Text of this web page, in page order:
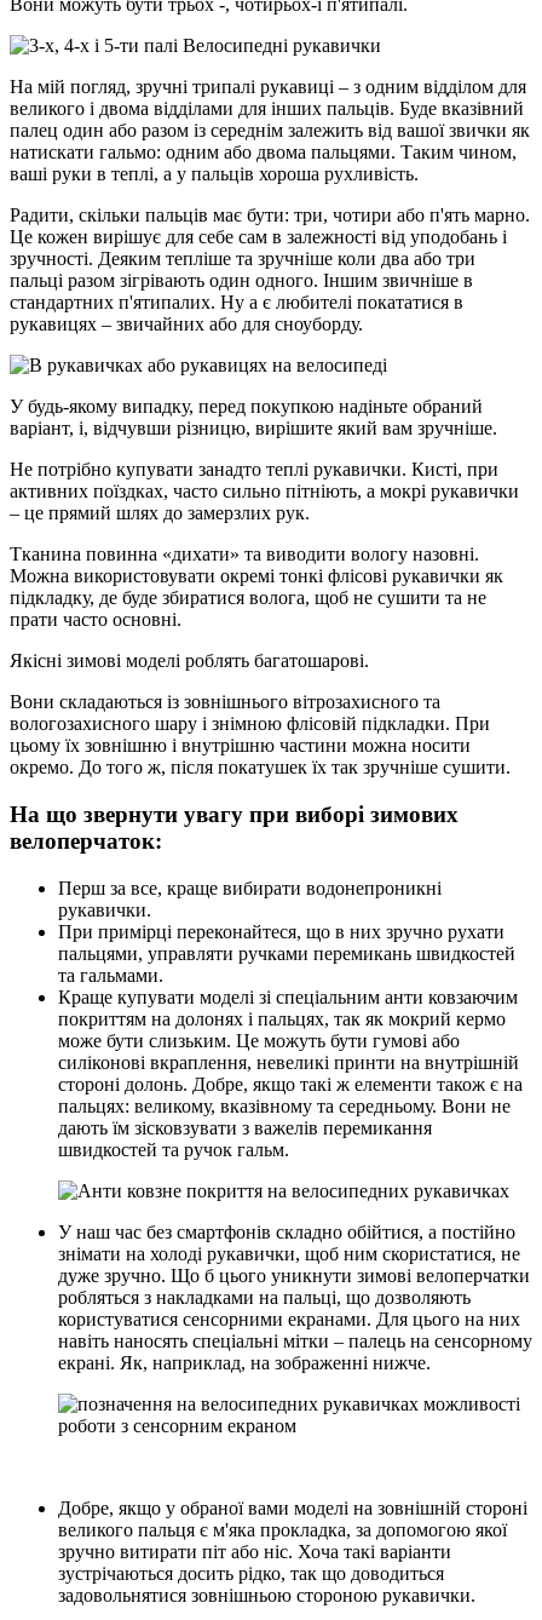
Вони можуть бути трьох -, чотирьох-і п'ятипалі.
На мій погляд, зручні трипалі рукавиці – з одним відділом для
великого і двома відділами для інших пальців. Буде вказівний
палец один або разом із середнім залежить від вашої звички як
натискати гальмо: одним або двома пальцями. Таким чином,
ваші руки в теплі, а у пальців хороша рухливість.
Радити, скільки пальців має бути: три, чотири або п'ять марно.
Це кожен вирішує для себе сам в залежності від уподобань і
зручності. Деяким тепліше та зручніше коли два або три
пальці разом зігрівають один одного. Іншим звичніше в
стандартних п'ятипалих. Ну а є любителі покататися в
рукавицях – звичайних або для сноуборду.
У будь-якому випадку, перед покупкою надіньте обраний
варіант, і, відчувши різницю, вирішите який вам зручніше.
Не потрібно купувати занадто теплі рукавички. Кисті, при
активних поїздках, часто сильно пітніють, а мокрі рукавички
– це прямий шлях до замерзлих рук.
Тканина повинна «дихати» та виводити вологу назовні.
Можна використовувати окремі тонкі флісові рукавички як
підкладку, де буде збиратися волога, щоб не сушити та не
прати часто основні.
Якісні зимові моделі роблять багатошарові.
Вони складаються із зовнішнього вітрозахисного та
вологозахисного шару і знімною флісовій підкладки. При
цьому їх зовнішню і внутрішню частини можна носити
окремо. До того ж, після покатушек їх так зручніше сушити.
На що звернути увагу при виборі зимових
велоперчаток:
Перш за все, краще вибирати водонепроникні
рукавички.
При примірці переконайтеся, що в них зручно рухати
пальцями, управляти ручками перемикань швидкостей
та гальмами.
Краще купувати моделі зі спеціальним анти ковзаючим
покриттям на долонях і пальцях, так як мокрий кермо
може бути слизьким. Це можуть бути гумові або
силіконові вкраплення, невеликі принти на внутрішній
стороні долонь. Добре, якщо такі ж елементи також є на
пальцях: великому, вказівному та середньому. Вони не
дають їм зісковзувати з важелів перемикання
швидкостей та ручок гальм.
У наш час без смартфонів складно обійтися, а постійно
знімати на холоді рукавички, щоб ним скористатися, не
дуже зручно. Що б цього уникнути зимові велоперчатки
робляться з накладками на пальці, що дозволяють
користуватися сенсорними екранами. Для цього на них
навіть наносять спеціальні мітки – палець на сенсорному
екрані. Як, наприклад, на зображенні нижче.
Добре, якщо у обраної вами моделі на зовнішній стороні
великого пальця є м'яка прокладка, за допомогою якої
зручно витирати піт або ніс. Хоча такі варіанти
зустрічаються досить рідко, так що доводиться
задовольнятися зовнішньою стороною рукавички.